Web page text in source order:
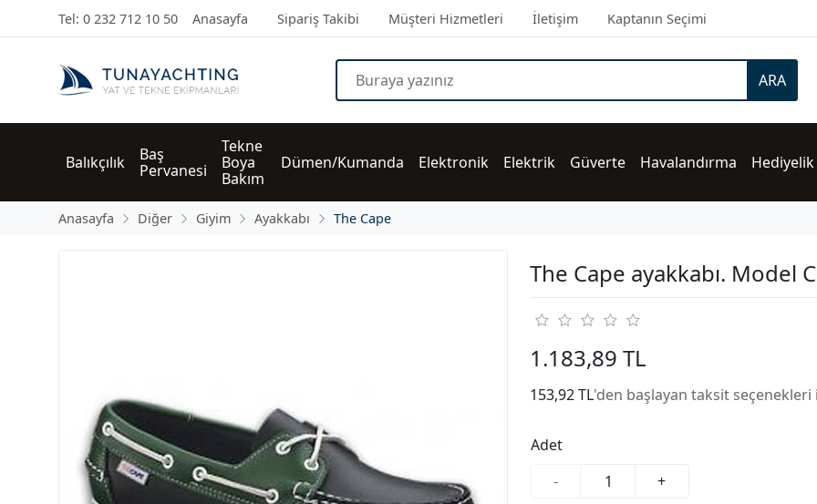
Tel: 0 232 712 10 50 Anasayfa Sipariş Takibi Müşteri Hizmetleri İletişim Kaptanın Seçimi
ARA
Balıkçılık
Baş
Pervanesi
Tekne
Boya
Bakım
Dümen/Kumanda Elektronik Elektrik Güverte Havalandırma Hediyelik
Anasayfa Diğer Giyim Ayakkabı The Cape
The Cape ayakkabı. Model
1.183,89 TL
153,92 TL'den başlayan taksit
Adet
-
+